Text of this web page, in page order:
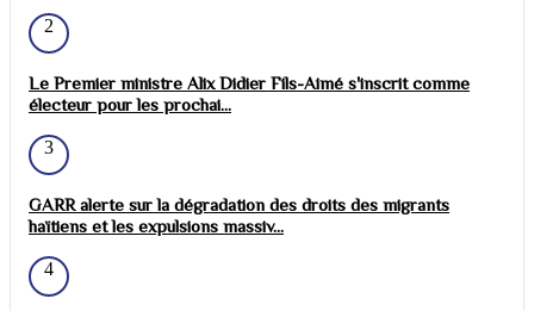
2
Le Premier ministre Alix Didier Fils-Aimé s'inscrit comme
électeur pour les prochai...
3
GARR alerte sur la dégradation des droits des migrants
haïtiens et les expulsions massiv...
4